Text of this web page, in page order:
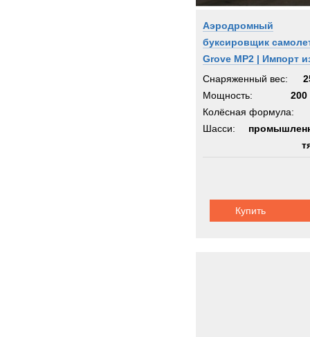
Аэродромный
буксировщик
Grove MP2 | Импорт
Германии
Снаряженный вес:
Мощность:
200
Колёсная формула:
Шасси:
Купить